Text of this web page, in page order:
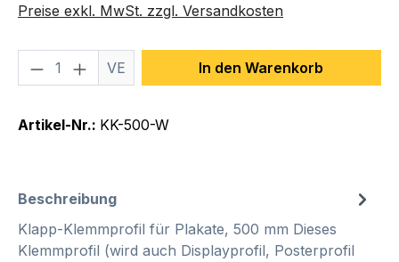
Preise exkl. MwSt. zzgl. Versandkosten
Produkt Anzahl: Gib den
VE In den Warenkorb
Artikel-Nr.: KK-500-W
Beschreibung
Klapp-Klemmprofil für Plakate, 500 mm Dieses
Klemmprofil (wird auch Displayprofil, Posterprofil